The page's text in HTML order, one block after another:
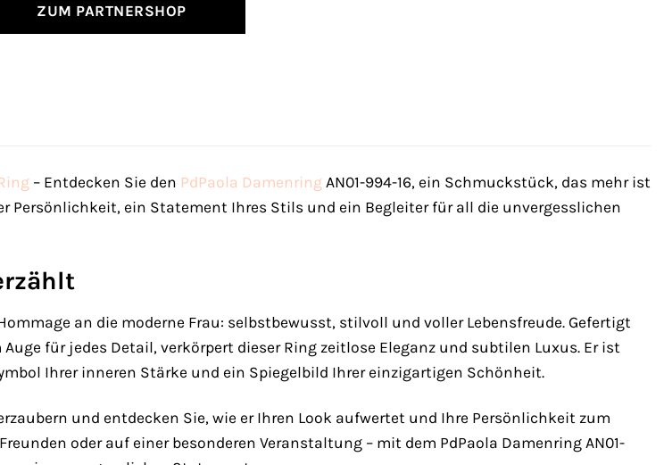
ZUM PARTNERSHOP
– Entdecken Sie den PdPaola Damenring AN01-994-16, ein Schmuckstück, das mehr ist
Persönlichkeit, ein Statement Ihres Stils und ein Begleiter für all die unvergesslichen
an die moderne Frau: selbstbewusst, stilvoll und voller Lebensfreude. Gefertigt
für jedes Detail, verkörpert dieser Ring zeitlose Eleganz und subtilen Luxus. Er ist
Ihrer inneren Stärke und ein Spiegelbild Ihrer einzigartigen Schönheit.
und entdecken Sie, wie er Ihren Look aufwertet und Ihre Persönlichkeit zum
oder auf einer besonderen Veranstaltung – mit dem PdPaola Damenring AN01-